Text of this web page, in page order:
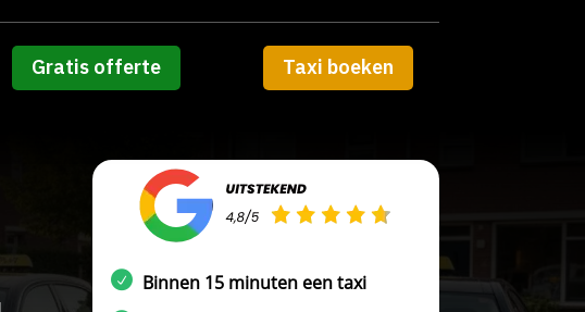
Gratis offerte Taxi boeken
Binnen 15 minuten een taxi